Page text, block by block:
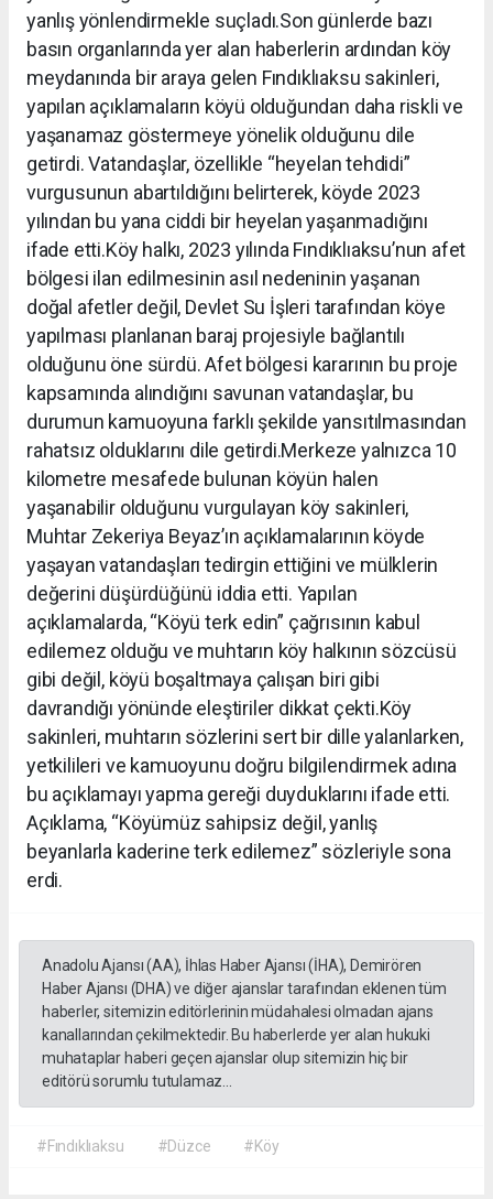
yanlış yönlendirmekle suçladı.Son günlerde bazı
basın organlarında yer alan haberlerin ardından köy
meydanında bir araya gelen Fındıklıaksu sakinleri,
yapılan açıklamaların köyü olduğundan daha riskli ve
yaşanamaz göstermeye yönelik olduğunu dile
getirdi. Vatandaşlar, özellikle “heyelan tehdidi”
vurgusunun abartıldığını belirterek, köyde 2023
yılından bu yana ciddi bir heyelan yaşanmadığını
ifade etti.Köy halkı, 2023 yılında Fındıklıaksu’nun afet
bölgesi ilan edilmesinin asıl nedeninin yaşanan
doğal afetler değil, Devlet Su İşleri tarafından köye
yapılması planlanan baraj projesiyle bağlantılı
olduğunu öne sürdü. Afet bölgesi kararının bu proje
kapsamında alındığını savunan vatandaşlar, bu
durumun kamuoyuna farklı şekilde yansıtılmasından
rahatsız olduklarını dile getirdi.Merkeze yalnızca 10
kilometre mesafede bulunan köyün halen
yaşanabilir olduğunu vurgulayan köy sakinleri,
Muhtar Zekeriya Beyaz’ın açıklamalarının köyde
yaşayan vatandaşları tedirgin ettiğini ve mülklerin
değerini düşürdüğünü iddia etti. Yapılan
açıklamalarda, “Köyü terk edin” çağrısının kabul
edilemez olduğu ve muhtarın köy halkının sözcüsü
gibi değil, köyü boşaltmaya çalışan biri gibi
davrandığı yönünde eleştiriler dikkat çekti.Köy
sakinleri, muhtarın sözlerini sert bir dille yalanlarken,
yetkilileri ve kamuoyunu doğru bilgilendirmek adına
bu açıklamayı yapma gereği duyduklarını ifade etti.
Açıklama, “Köyümüz sahipsiz değil, yanlış
beyanlarla kaderine terk edilemez” sözleriyle sona
erdi.
Anadolu Ajansı (AA), İhlas Haber Ajansı (İHA), Demirören
Haber Ajansı (DHA) ve diğer ajanslar tarafından eklenen tüm
haberler, sitemizin editörlerinin müdahalesi olmadan ajans
kanallarından çekilmektedir. Bu haberlerde yer alan hukuki
muhataplar haberi geçen ajanslar olup sitemizin hiç bir
editörü sorumlu tutulamaz...
#Fındıklıaksu #Düzce #Köy